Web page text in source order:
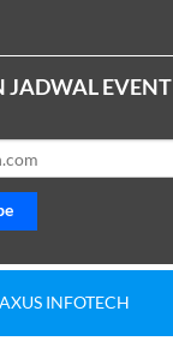
JADWAL EVENT
INFOTECH